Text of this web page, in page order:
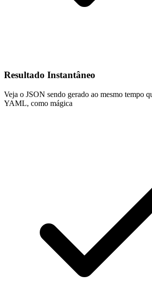
Resultado Instantâneo
Veja o JSON sendo gerado ao mesmo tempo
YAML, como mágica